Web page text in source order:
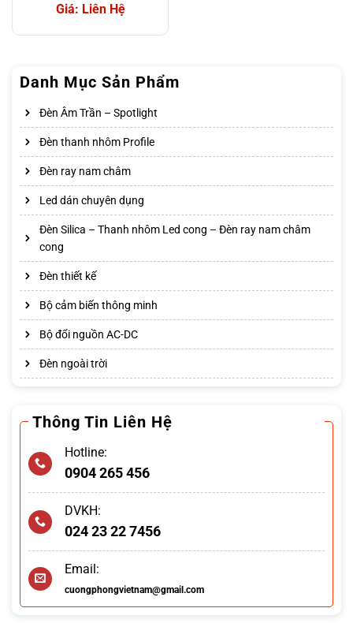
Danh Mục Sản Phẩm
Đèn Âm Trần – Spotlight
Đèn thanh nhôm Profile
Đèn ray nam châm
Led dán chuyên dụng
Đèn Silica – Thanh nhôm Led cong – Đèn ray nam châm
cong
Đèn thiết kế
Bộ cảm biến thông minh
Bộ đổi nguồn AC-DC
Đèn ngoài trời
Thông Tin Liên Hệ
Hotline:
0904 265 456
DVKH:
024 23 22 7456
Email:
cuongphongvietnam@gmail.com
Giá: Liên Hệ